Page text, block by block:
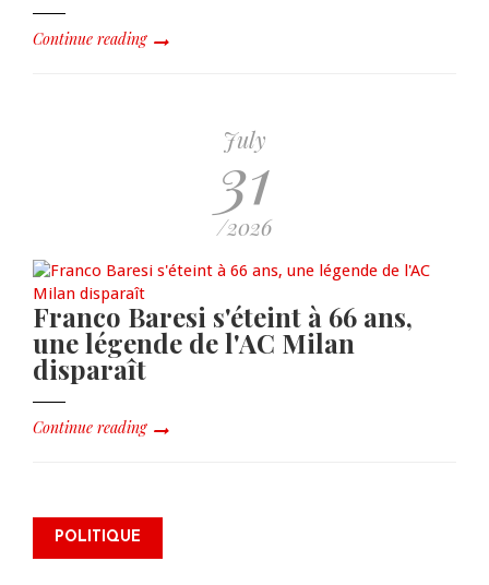
Continue reading
July
31
/2026
Franco Baresi s'éteint à 66 ans,
une légende de l'AC Milan
disparaît
Continue reading
POLITIQUE
Alix Didier Fils-Aimé s’inscrit
comme électeur et réaffirme la